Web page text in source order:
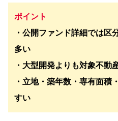
ポイント
・公開ファンド詳細では区
多い
・大型開発よりも対象不動
・立地・築年数・専有面積
すい